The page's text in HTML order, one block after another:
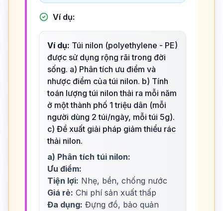
Ví dụ:
Ví dụ: Túi nilon (polyethylene - PE)
được sử dụng rộng rãi trong đời
sống. a) Phân tích ưu điểm và
nhược điểm của túi nilon. b) Tính
toán lượng túi nilon thải ra mỗi năm
ở một thành phố 1 triệu dân (mỗi
người dùng 2 túi/ngày, mỗi túi 5g).
c) Đề xuất giải pháp giảm thiểu rác
thải nilon.
a) Phân tích túi nilon:
Ưu điểm:
Tiện lợi: Nhẹ, bền, chống nước
Giá rẻ: Chi phí sản xuất thấp
Đa dụng: Đựng đồ, bảo quản